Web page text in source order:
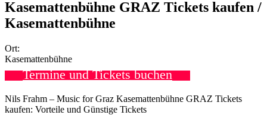
Kasemattenbühne GRAZ Tickets kaufen /
Kasemattenbühne
Ort:
Kasemattenbühne
Termine und Tickets buchen
Nils Frahm – Music for Graz Kasemattenbühne GRAZ Tickets
kaufen: Vorteile und Günstige Tickets